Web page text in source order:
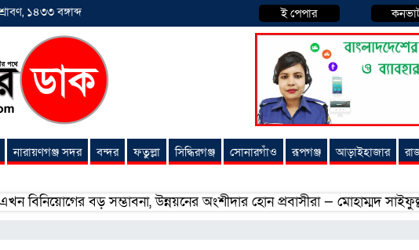
১৪৩৩ বঙ্গাব্দ ই পেপার
নারায়ণগঞ্জ সদর বন্দর ফতুল্লা সিদ্ধিরগঞ্জ সোনারগাঁও রূপগঞ্জ আড়াইহাজার
বড় সম্ভাবনা, উন্নয়নের অংশীদার হোন প্রবাসীরা — মোহাম্মদ সাইফুল্লাহ্